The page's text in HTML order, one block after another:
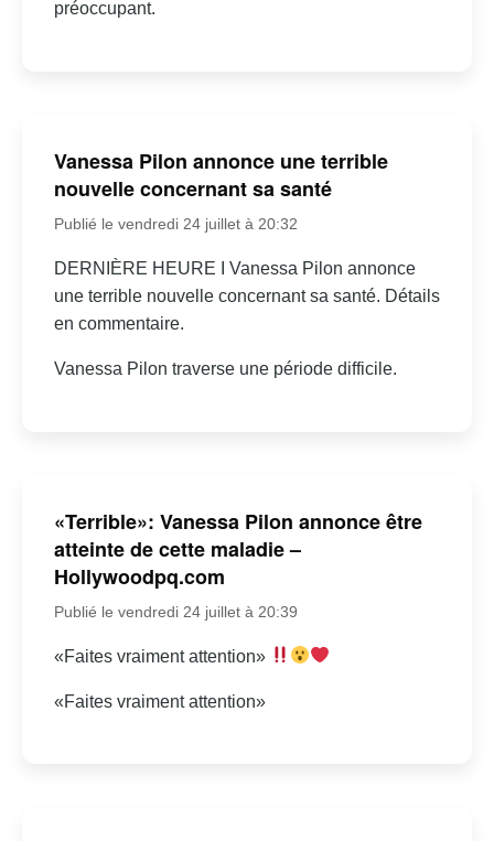
préoccupant.
Vanessa Pilon annonce une terrible
nouvelle concernant sa santé
Publié le vendredi 24 juillet à 20:32
DERNIÈRE HEURE I Vanessa Pilon annonce
une terrible nouvelle concernant sa santé. Détails
en commentaire.
Vanessa Pilon traverse une période difficile.
«Terrible»: Vanessa Pilon annonce être
atteinte de cette maladie –
Hollywoodpq.com
Publié le vendredi 24 juillet à 20:39
«Faites vraiment attention»
«Faites vraiment attention»